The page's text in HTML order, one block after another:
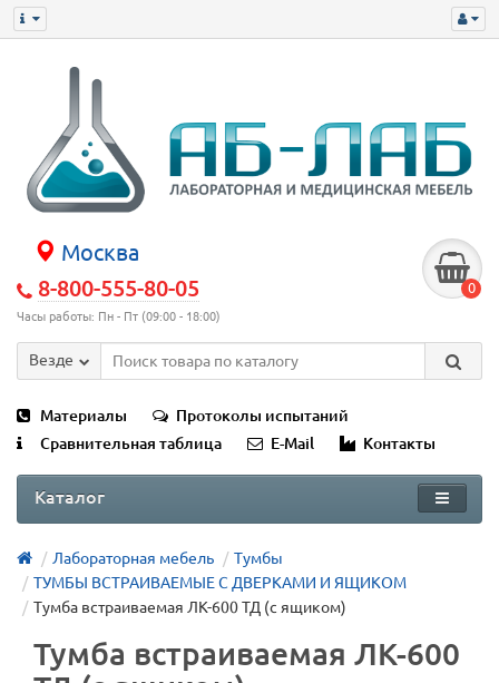
Москва
8-800-555-80-05
Часы работы: Пн - Пт (09:00 - 18:00)
0
Везде
Материалы
Протоколы испытаний
Сравнительная таблица
E-Mail Контакты
Каталог
Лабораторная мебель
Тумбы
ТУМБЫ ВСТРАИВАЕМЫЕ С ДВЕРКАМИ И ЯЩИКОМ
Тумба встраиваемая ЛК-600 ТД (с ящиком)
Тумба встраиваемая ЛК-600